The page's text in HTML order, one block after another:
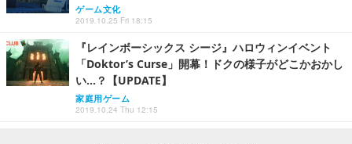
ゲーム文化
2019.10.25 Fri 18:15
『レインボーシックス シージ』ハロウィンイベント
「Doktor’s Curse」開幕！ドクの様子がどこかおかし
い…？【UPDATE】
家庭用ゲーム
2019.10.24 Thu 12:15